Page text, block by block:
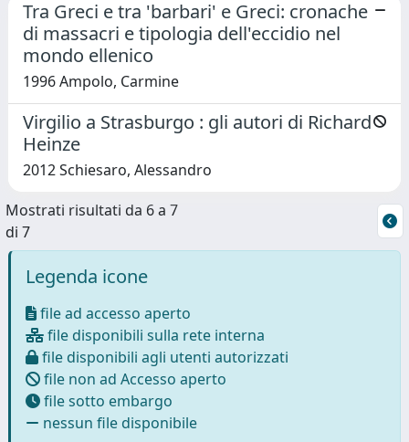
Tra Greci e tra 'barbari' e Greci: cronache
di massacri e tipologia dell'eccidio nel
mondo ellenico
1996 Ampolo, Carmine
Virgilio a Strasburgo : gli autori di Richard
Heinze
2012 Schiesaro, Alessandro
Mostrati risultati da 6 a 7
di 7
Legenda icone
file ad accesso aperto
file disponibili sulla rete interna
file disponibili agli utenti autorizzati
file non ad Accesso aperto
file sotto embargo
nessun file disponibile